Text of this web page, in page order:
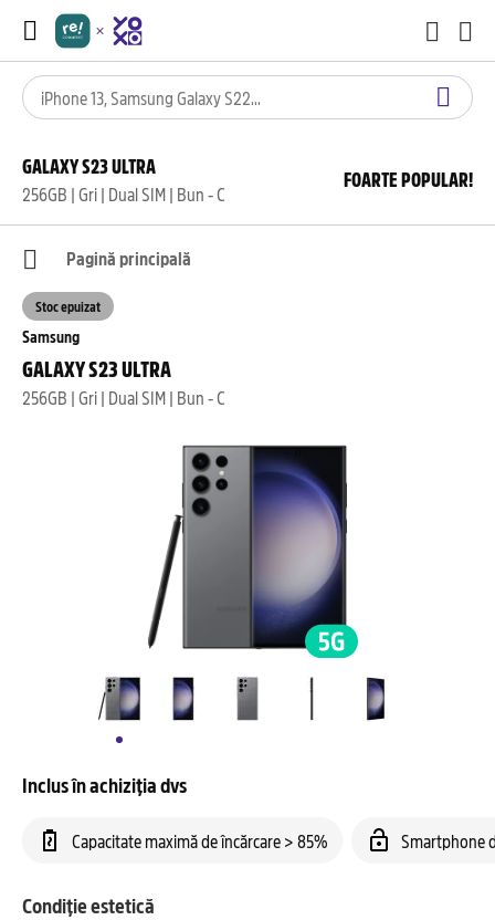
GALAXY S23 ULTRA
256GB | Gri | Dual SIM | Bun - C
FOARTE POPULAR!
Pagină principală
Samsung
GALAXY S23 ULTRA
256GB | Gri | Dual SIM | Bun - C
Stoc epuizat
Inclus în achiziția dvs
Capacitate maximă de încărcare > 85% Smartphone
Condiție estetică